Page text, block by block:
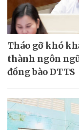
Tháo gỡ khó
thành ngôn
đồng bào DTTS